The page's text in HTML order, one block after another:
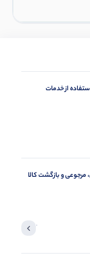
از خدمات
و بازگشت کالا
آخرین